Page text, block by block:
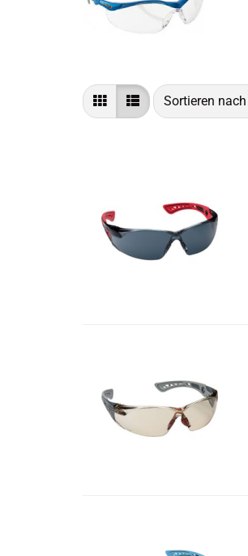
Sortieren nach
Sortieren nach